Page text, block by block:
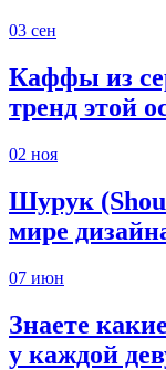
03 сен
Каффы из
тренд этой
02 ноя
Шурук
мире
07 июн
Знаете
у каждой